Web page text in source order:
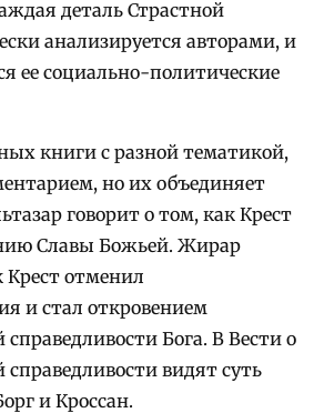
деталь Страстной
анализируется авторами, и
ее социально-политические
книги с разной тематикой,
но их объединяет
говорит о том, как Крест
Славы Божьей. Жирар
Крест отменил
и стал откровением
справедливости Бога. В Вести о
справедливости видят суть
и Кроссан.